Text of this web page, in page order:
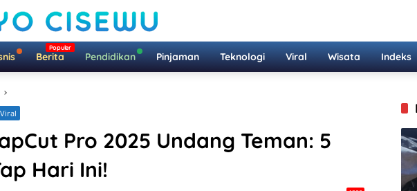
Berita Pendidikan Pinjaman Teknologi Viral Wisata Indeks
Viral
Pro 2025 Undang Teman: 5
Hari Ini!